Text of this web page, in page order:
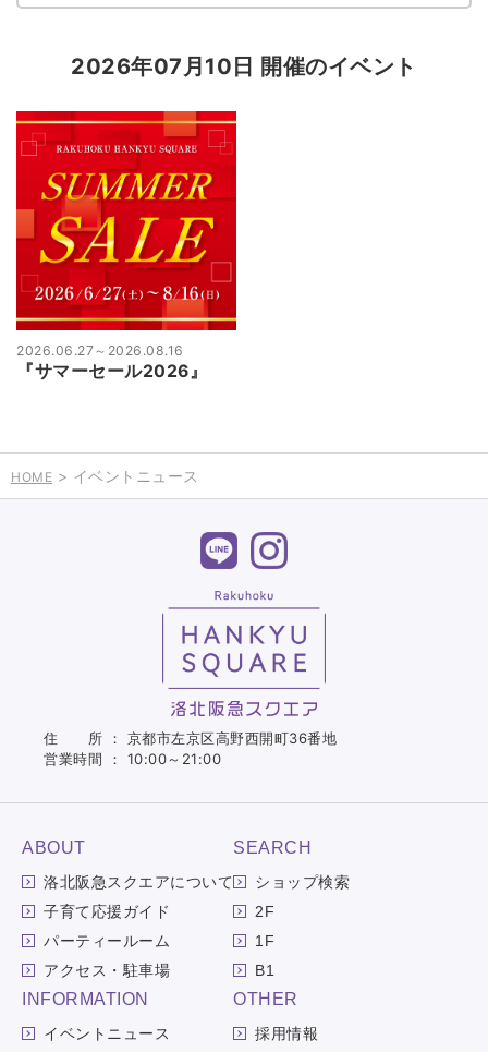
2026年07月10日 開催のイベント
2026.06.27～ 2026.08.16
『サマーセール2026』
HOME > イベントニュース
住 所 ： 京都市左京区高野西開町36番地
営業時間 ： 10:00～21:00
ABOUT
洛北阪急スクエアについて
子育て応援ガイド
パーティールーム
アクセス・駐車場
SEARCH
ショップ検索
2F
1F
B1
INFORMATION
イベントニュース
OTHER
採用情報